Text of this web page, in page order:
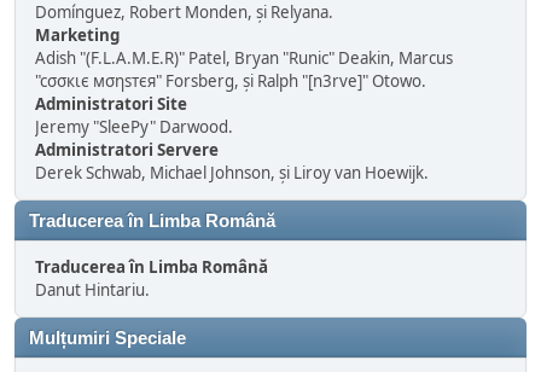
Domínguez, Robert Monden, și Relyana.
Marketing
Adish "(F.L.A.M.E.R)" Patel, Bryan "Runic" Deakin, Marcus
"cσσкιє мσηѕтєя" Forsberg, și Ralph "[n3rve]" Otowo.
Administratori Site
Jeremy "SleePy" Darwood.
Administratori Servere
Derek Schwab, Michael Johnson, și Liroy van Hoewijk.
Traducerea în Limba Română
Traducerea în Limba Română
Danut Hintariu.
Mulțumiri Speciale